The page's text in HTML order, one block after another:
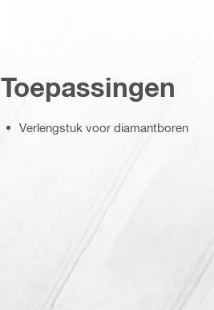
Toepassingen
Verlengstuk voor diamantboren